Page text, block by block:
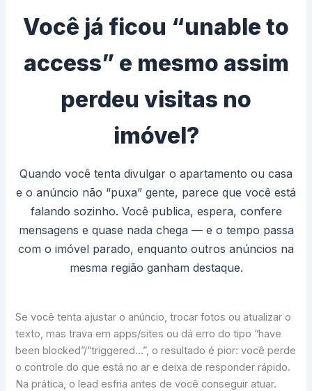
Você já ficou “unable to
access” e mesmo assim
perdeu visitas no
imóvel?
Quando você tenta divulgar o apartamento ou casa
e o anúncio não “puxa” gente, parece que você está
falando sozinho. Você publica, espera, confere
mensagens e quase nada chega — e o tempo passa
com o imóvel parado, enquanto outros anúncios na
mesma região ganham destaque.
Se você tenta ajustar o anúncio, trocar fotos ou atualizar o
texto, mas trava em apps/sites ou dá erro do tipo “have
been blocked”/“triggered…”, o resultado é pior: você perde
o controle do que está no ar e deixa de responder rápido.
Na prática, o lead esfria antes de você conseguir atuar.